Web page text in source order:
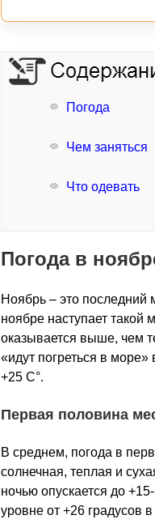
Погода
Чем заняться
Что одевать
Погода в
Ноябрь – это последний
ноябре наступает такой
оказывается выше, чем
«идут погреться в
+25 С°.
Первая половина
В среднем, погода в
солнечная, теплая и
ночью опускается до
уровне от +26 градусов